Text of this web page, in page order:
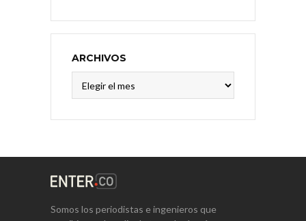
ARCHIVOS
Somos los periodistas e ingenieros que